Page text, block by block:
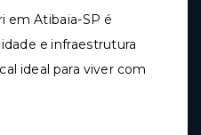
em Atibaia-SP é
e infraestrutura
ideal para viver com